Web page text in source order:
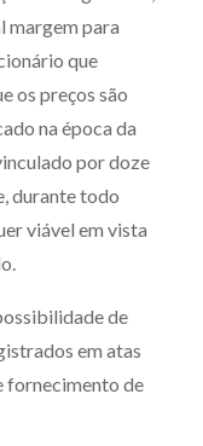
margem para
que
os preços são
na época da
por doze
durante todo
viável em vista
de
em atas
fornecimento de